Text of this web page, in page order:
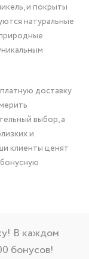
и покрыты
натуральные
доставку
выбор, а
и
клиенты ценят
В каждом
бонусов!